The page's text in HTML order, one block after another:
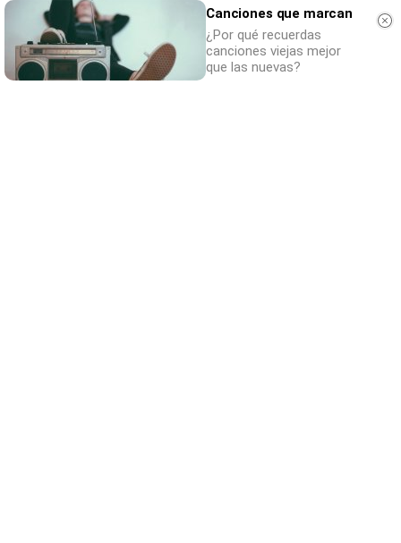
Canciones que marcan
¿Por qué recuerdas
canciones viejas mejor
que las nuevas?